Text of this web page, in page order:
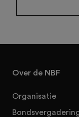
Over de NBF
Organisatie